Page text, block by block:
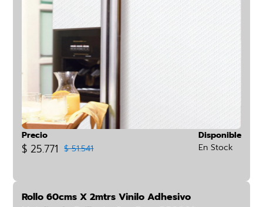
Precio
$ 25.771 $ 51.541
Disponible
En Stock
Rollo 60cms X 2mtrs Vinilo Adhesivo